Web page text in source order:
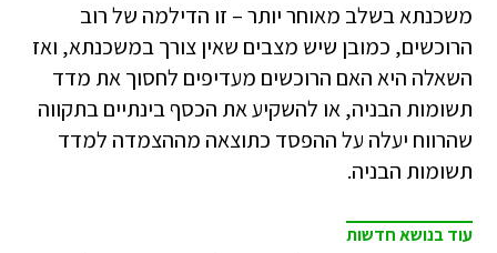
משכנתא בשלב מאוחר יותר – זו הדילמה של רוב
הרוכשים, כמובן שיש מצבים שאין צורך במשכנתא, ואז
השאלה היא האם הרוכשים מעדיפים לחסוך את מדד
תשומות הבניה, או להשקיע את הכסף בינתיים בתקווה
שהרווח יעלה על ההפסד כתוצאה מההצמדה למדד
תשומות הבניה.
עוד בנושא חדשות